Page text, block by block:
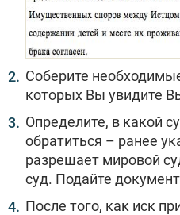
Соберите
которых Вы увидите
Определите, в какой
обратиться – ранее
разрешает мировой
суд. Подайте
После того, как иск